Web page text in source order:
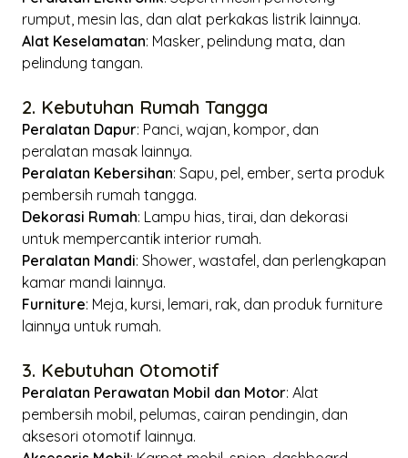
rumput, mesin las, dan alat perkakas listrik lainnya.
Alat Keselamatan: Masker, pelindung mata, dan
pelindung tangan.
2. Kebutuhan Rumah Tangga
Peralatan Dapur: Panci, wajan, kompor, dan
peralatan masak lainnya.
Peralatan Kebersihan: Sapu, pel, ember, serta produk
pembersih rumah tangga.
Dekorasi Rumah: Lampu hias, tirai, dan dekorasi
untuk mempercantik interior rumah.
Peralatan Mandi: Shower, wastafel, dan perlengkapan
kamar mandi lainnya.
Furniture: Meja, kursi, lemari, rak, dan produk furniture
lainnya untuk rumah.
3. Kebutuhan Otomotif
Peralatan Perawatan Mobil dan Motor: Alat
pembersih mobil, pelumas, cairan pendingin, dan
aksesori otomotif lainnya.